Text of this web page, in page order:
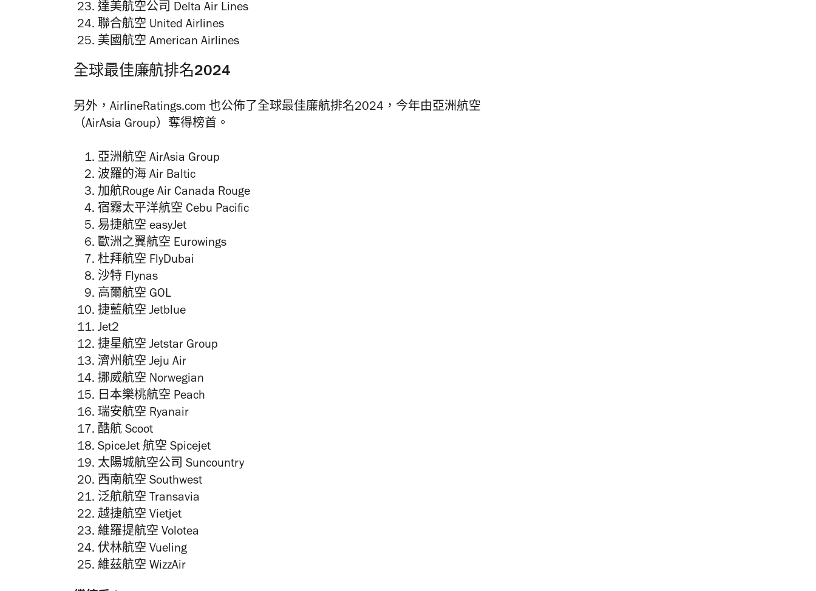
達美航空公司 Delta Air Lines
聯合航空 United Airlines
美國航空 American Airlines
全球最佳廉航排名2024
另外，AirlineRatings.com 也公佈了全球最佳廉航排名2024，今年由亞洲航空
（AirAsia Group）奪得榜首。
亞洲航空 AirAsia Group
波羅的海 Air Baltic
加航Rouge Air Canada Rouge
宿霧太平洋航空 Cebu Pacific
易捷航空 easyJet
歐洲之翼航空 Eurowings
杜拜航空 FlyDubai
沙特 Flynas
高爾航空 GOL
捷藍航空 Jetblue
Jet2
捷星航空 Jetstar Group
濟州航空 Jeju Air
挪威航空 Norwegian
日本樂桃航空 Peach
瑞安航空 Ryanair
酷航 Scoot
SpiceJet 航空 Spicejet
太陽城航空公司 Suncountry
西南航空 Southwest
泛航航空 Transavia
越捷航空 Vietjet
維羅提航空 Volotea
伏林航空 Vueling
維茲航空 WizzAir